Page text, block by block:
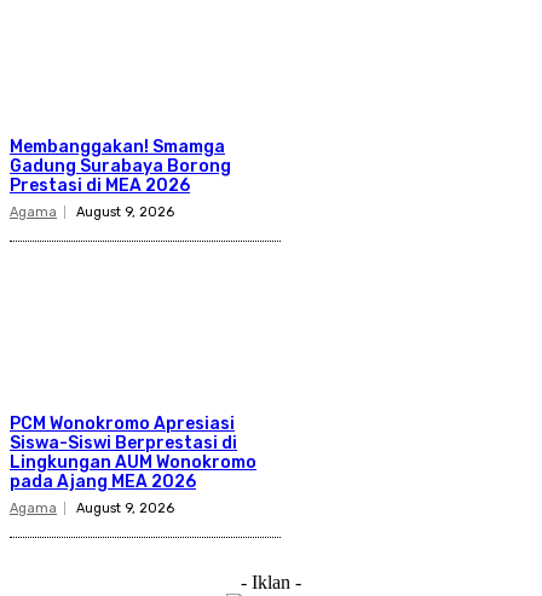
Membanggakan! Smamga
Gadung Surabaya Borong
Prestasi di MEA 2026
Agama August 9, 2026
PCM Wonokromo Apresiasi
Siswa-Siswi Berprestasi di
Lingkungan AUM Wonokromo
pada Ajang MEA 2026
Agama August 9, 2026
- Iklan -